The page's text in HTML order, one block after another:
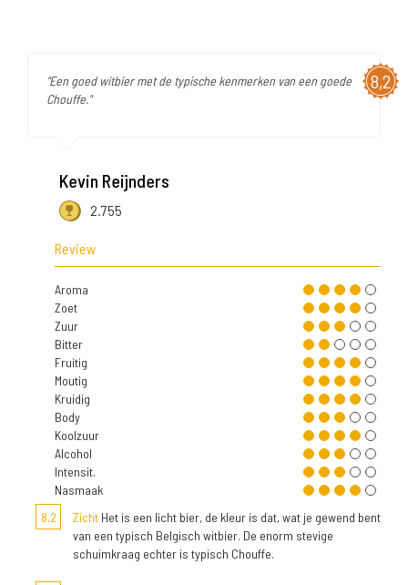
8,2
"Een goed witbier met de typische kenmerken van een goede
Chouffe."
Kevin Reijnders
2.755
Review
Aroma
Zoet
Zuur
Bitter
Fruitig
Moutig
Kruidig
Body
Koolzuur
Alcohol
Intensit.
Nasmaak
8,2
Zicht Het is een licht bier, de kleur is dat, wat je gewend bent
van een typisch Belgisch witbier. De enorm stevige
schuimkraag echter is typisch Chouffe.